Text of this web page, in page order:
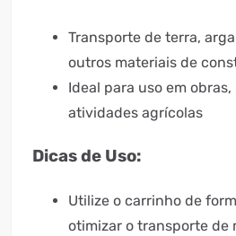
Transporte de terra,
outros materiais de
Ideal para uso em
atividades agrícolas
Dicas de Uso:
Utilize o carrinho de
otimizar o transporte de